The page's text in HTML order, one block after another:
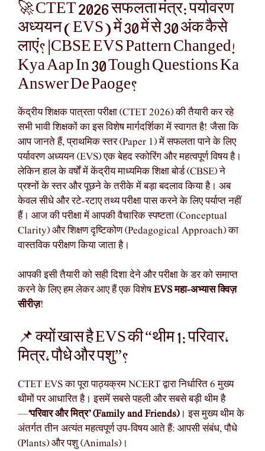
🚀 CTET 2026 सफलता मंत्र: पर्यावरण
अध्ययन (EVS) में 30 में से 30 अंक कैसे
लाएं? |CBSE EVS Pattern Changed!
Kya Aap In 30 Tough Questions Ka
Answer De Paoge?
केंद्रीय शिक्षक पात्रता परीक्षा (CTET 2026) की तैयारी कर रहे
सभी भावी शिक्षकों का इस विशेष मार्गदर्शिका में स्वागत है! जैसा कि
आप जानते हैं, प्राथमिक स्तर (Paper 1) में सफलता पाने के लिए
पर्यावरण अध्ययन (EVS) एक बेहद स्कोरिंग और महत्वपूर्ण विषय है।
लेकिन हाल के वर्षों में केंद्रीय माध्यमिक शिक्षा बोर्ड (CBSE) ने
प्रश्नों के स्तर और पूछने के तरीके में बड़ा बदलाव किया है। अब
केवल सीधे और रटे-रटाए तथ्य परीक्षा पास करने के लिए पर्याप्त नहीं
हैं। आज की परीक्षा में आपकी वैचारिक स्पष्टता (Conceptual
Clarity) और शिक्षण दृष्टिकोण (Pedagogical Approach) का
वास्तविक परीक्षण किया जाता है।
आपकी इसी तैयारी को सही दिशा देने और परीक्षा के डर को समाप्त
करने के लिए हम लेकर आए हैं एक विशेषEVS महा-अभ्यास क्विज़
सीरीज़!
📌 क्यों खास है EVS की “थीम 1: परिवार,
मित्र, पौधे और पशु”?
CTET EVS का पूरा पाठ्यक्रम NCERT द्वारा निर्धारित 6 मुख्य
थीमों पर आधारित है। इसमें सबसे पहली और सबसे बड़ी थीम है
—‘परिवार और मित्र’ (Family and Friends)। इस मुख्य थीम के
अंतर्गत तीन अत्यंत महत्वपूर्ण उप-विषय आते हैं: आपसी संबंध, पौधे
(Plants) और पशु (Animals)।